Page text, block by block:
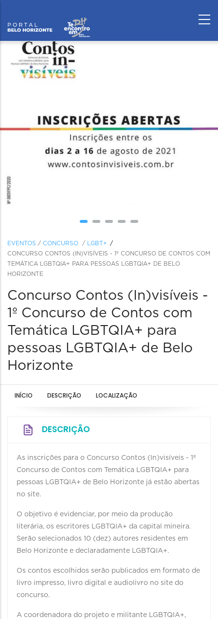
EVENTOS / CONCURSO /
LGBT+
CONCURSO CONTOS (IN)VISÍVEIS - 1º CONCURSO DE CONTOS COM
TEMÁTICA LGBTQIA+ PARA PESSOAS LGBTQIA+ DE BELO
HORIZONTE
Concurso Contos (In)visíveis -
1º Concurso de Contos com
Temática LGBTQIA+ para
pessoas LGBTQIA+ de Belo
Horizonte
INÍCIO DESCRIÇÃO LOCALIZAÇÃO
DESCRIÇÃO
As inscrições para o Concurso Contos (In)visíveis - 1º
Concurso de Contos com Temática LGBTQIA+ para
pessoas LGBTQIA+ de Belo Horizonte já estão abertas
no site.
O objetivo é evidenciar, por meio da produção
literária, os escritores LGBTQIA+ da capital mineira.
Serão selecionados 10 (dez) autores residentes em
Belo Horizonte e declaradamente LGBTQIA+.
Os contos escolhidos serão publicados em formato de
livro impresso, livro digital e audiolivro no site do
concurso.
A coordenadora do projeto e militante LGBTQIA+,